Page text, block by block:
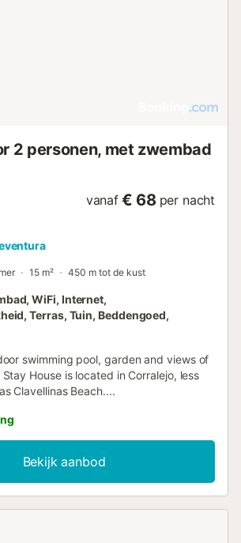
2 personen, met zwembad
vanaf € 68 per nacht
15 m² 450 m tot de kust
WiFi, Internet,
Terras, Tuin, Beddengoed,
swimming pool, garden and views of
House is located in Corralejo, less
Clavellinas Beach....
Bekijk aanbod